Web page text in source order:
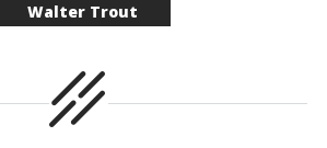
Walter Trout